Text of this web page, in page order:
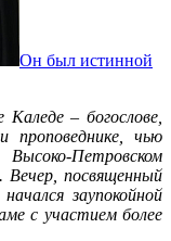
Он был истинной
– богослове,
проповеднике, чью
Петровском
Вечер, посвященный
заупокойной
с участием более